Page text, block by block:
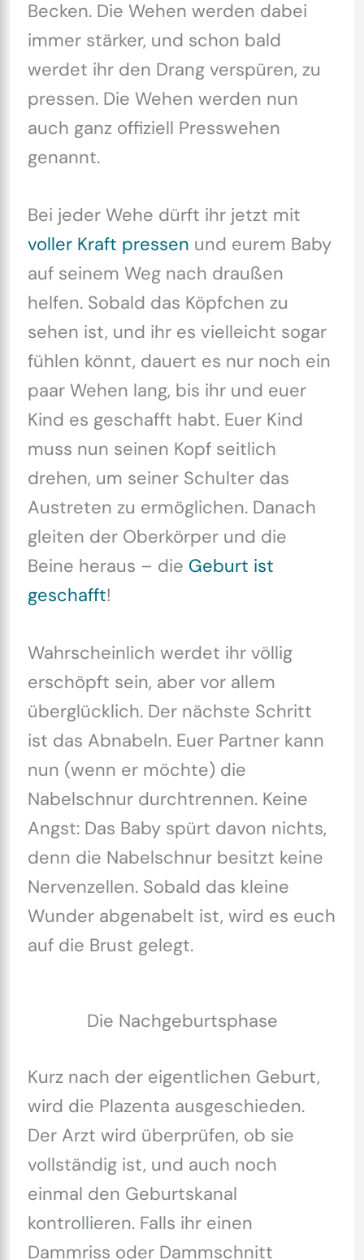
Becken. Die Wehen werden dabei
immer stärker, und schon bald
werdet ihr den Drang verspüren, zu
pressen. Die Wehen werden nun
auch ganz offiziell Presswehen
genannt.
Bei jeder Wehe dürft ihr jetzt mit
voller Kraft pressen und eurem Baby
auf seinem Weg nach draußen
helfen. Sobald das Köpfchen zu
sehen ist, und ihr es vielleicht sogar
fühlen könnt, dauert es nur noch ein
paar Wehen lang, bis ihr und euer
Kind es geschafft habt. Euer Kind
muss nun seinen Kopf seitlich
drehen, um seiner Schulter das
Austreten zu ermöglichen. Danach
gleiten der Oberkörper und die
Beine heraus – die Geburt ist
geschafft!
Wahrscheinlich werdet ihr völlig
erschöpft sein, aber vor allem
überglücklich. Der nächste Schritt
ist das Abnabeln. Euer Partner kann
nun (wenn er möchte) die
Nabelschnur durchtrennen. Keine
Angst: Das Baby spürt davon nichts,
denn die Nabelschnur besitzt keine
Nervenzellen. Sobald das kleine
Wunder abgenabelt ist, wird es euch
auf die Brust gelegt.
Die Nachgeburtsphase
Kurz nach der eigentlichen Geburt,
wird die Plazenta ausgeschieden.
Der Arzt wird überprüfen, ob sie
vollständig ist, und auch noch
einmal den Geburtskanal
kontrollieren. Falls ihr einen
Dammriss oder Dammschnitt